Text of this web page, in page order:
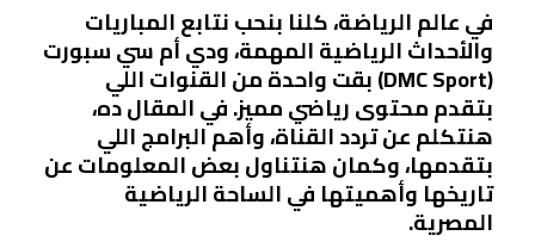
في عالم الرياضة، كلنا بنحب نتابع المباريات
والأحداث الرياضية المهمة، ودي أم سي سبورت
(DMC Sport) بقت واحدة من القنوات اللي
بتقدم محتوى رياضي مميز. في المقال ده،
هنتكلم عن تردد القناة، وأهم البرامج اللي
بتقدمها، وكمان هنتناول بعض المعلومات عن
تاريخها وأهميتها في الساحة الرياضية
المصرية.